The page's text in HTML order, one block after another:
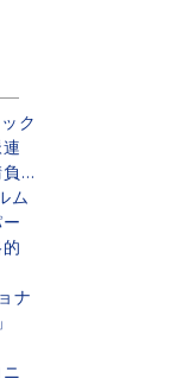
ク
...
ム
ナ